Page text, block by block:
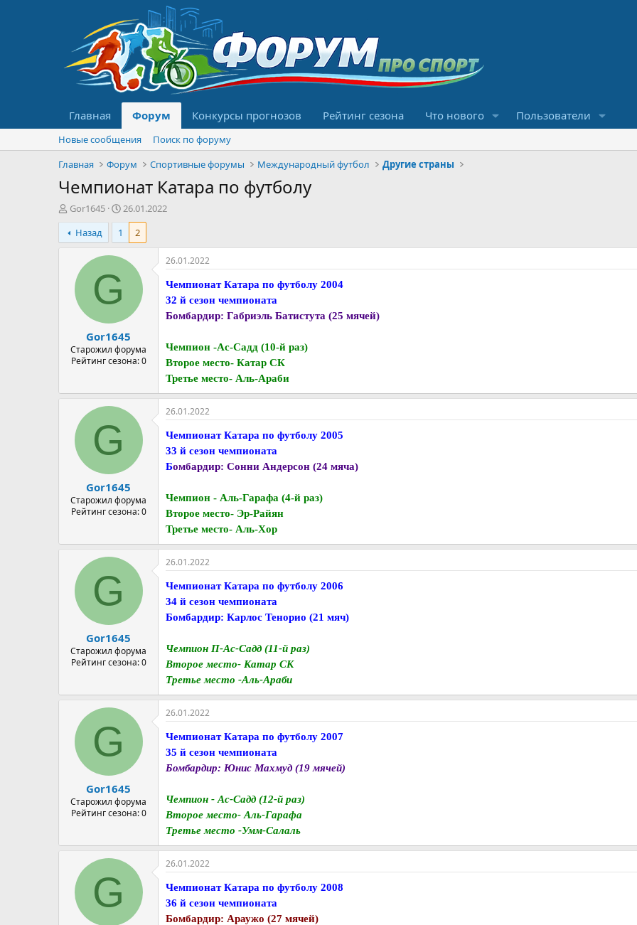
Главная Форум Конкурсы прогнозов Рейтинг сезона Что нового Пользователи
Новые сообщения
Поиск по форуму
Главная
Форум Спортивные форумы Международный футбол Другие страны
Чемпионат Катара по футболу
А
в
т
о
м
Gor1645
Д
а
а
н
а
26.01.2022
Назад
1 2
G
Gor1645
Старожил форума
Рейтинг сезона: 0
26.01.2022
Чемпионат Катара по футболу 2004
32 й сезон чемпионата
Бомбардир: Габриэль Батистута (25 мячей)
Чемпион -Ас-Садд (10-й раз)
Второе место- Катар СК
Третье место- Аль-Араби
G
Gor1645
Старожил форума
Рейтинг сезона: 0
26.01.2022
Чемпионат Катара по футболу 2005
33 й сезон чемпионата
Бомбардир: Сонни Андерсон (24 мяча)
Чемпион - Аль-Гарафа (4-й раз)
Второе место- Эр-Райян
Третье место- Аль-Хор
G
Gor1645
Старожил форума
Рейтинг сезона: 0
26.01.2022
Чемпионат Катара по футболу 2006
34 й сезон чемпионата
Бомбардир: Карлос Тенорио (21 мяч)
Чемпион П-Ас-Садд (11-й раз)
Второе место- Катар СК
Третье место -Аль-Араби
G
Gor1645
Старожил форума
Рейтинг сезона: 0
26.01.2022
Чемпионат Катара по футболу 2007
35 й сезон чемпионата
Бомбардир: Юнис Махмуд (19 мячей)
Чемпион - Ас-Садд (12-й раз)
Второе место- Аль-Гарафа
Третье место -Умм-Салаль
G
26.01.2022
Чемпионат Катара по футболу 2008
36 й сезон чемпионата
Бомбардир: Араужо (27 мячей)